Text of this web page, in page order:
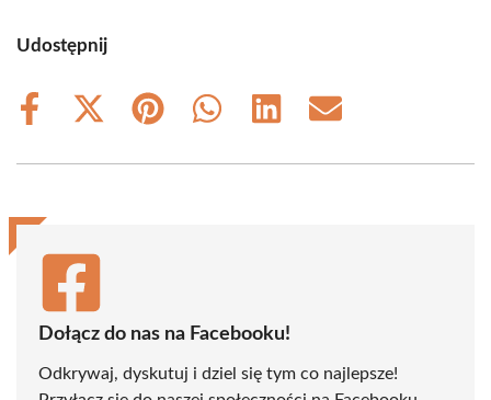
Udostępnij
Share
Share
(Twitter)
Share
Share
Share
Share
Dołącz do nas na Facebooku!
Odkrywaj, dyskutuj i dziel się tym co najlepsze!